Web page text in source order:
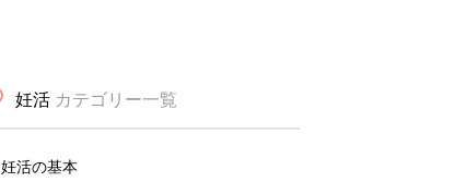
妊活 カテゴリー一覧
妊活の基本